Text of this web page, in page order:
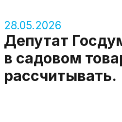
28.05.2026
Депутат
в садовом
рассчитывать.